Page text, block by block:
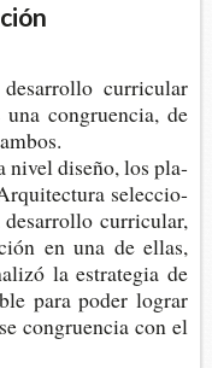
curri­cu­lar
con­gruen­cia, de
nivel dise­ño, los pla­
selec­cio­
curri­cu­lar,
en una de ellas,
la estra­te­gia de
para poder lograr
con­gruen­cia con el